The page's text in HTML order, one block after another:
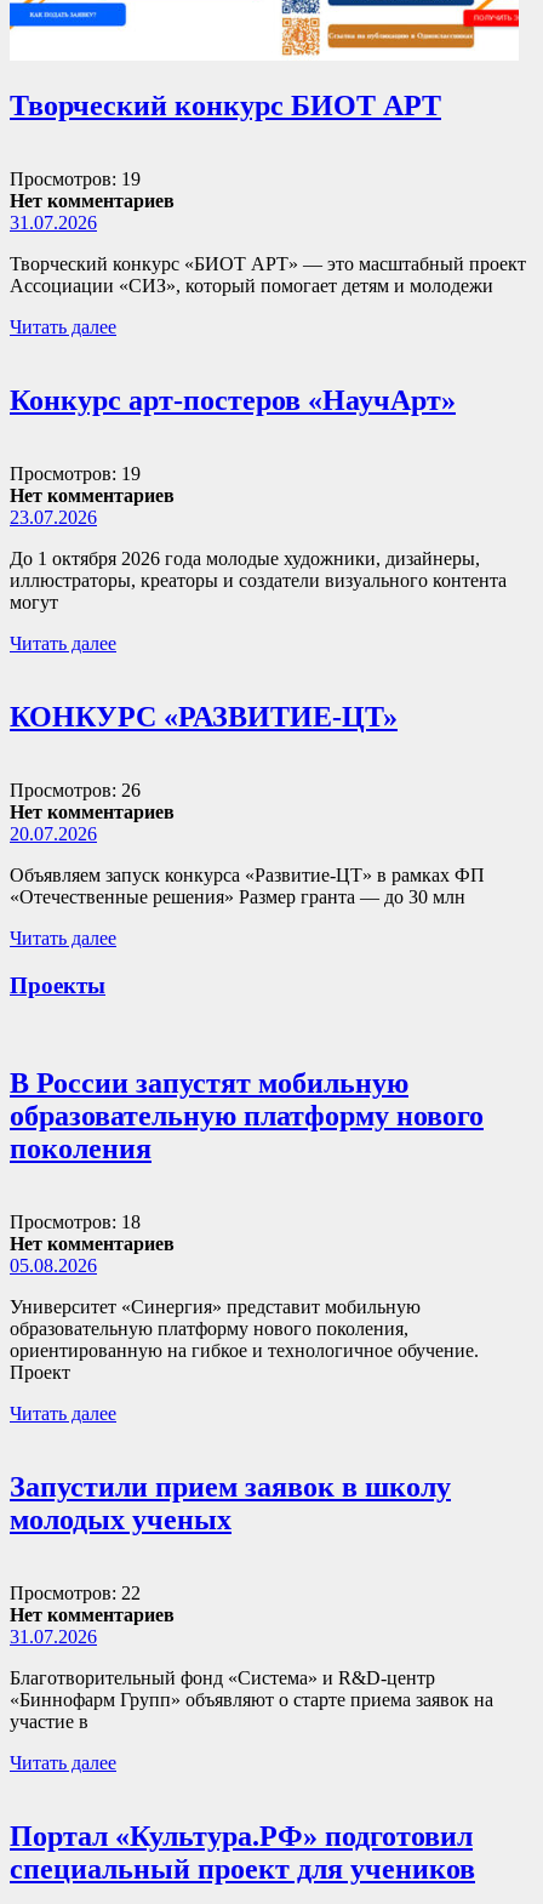
Творческий конкурс БИОТ АРТ
Просмотров: 19
Нет комментариев
31.07.2026
Творческий конкурс «БИОТ АРТ» — это масштабный проект
Ассоциации «СИЗ», который помогает детям и молодежи
Читать далее
Конкурс арт-постеров «НаучАрт»
Просмотров: 19
Нет комментариев
23.07.2026
До 1 октября 2026 года молодые художники, дизайнеры,
иллюстраторы, креаторы и создатели визуального контента
могут
Читать далее
КОНКУРС «РАЗВИТИЕ-ЦТ»
Просмотров: 26
Нет комментариев
20.07.2026
Объявляем запуск конкурса «Развитие-ЦТ» в рамках ФП
«Отечественные решения» Размер гранта — до 30 млн
Читать далее
Проекты
В России запустят мобильную
образовательную платформу нового
поколения
Просмотров: 18
Нет комментариев
05.08.2026
Университет «Синергия» представит мобильную
образовательную платформу нового поколения,
ориентированную на гибкое и технологичное обучение.
Проект
Читать далее
Запустили прием заявок в школу
молодых ученых
Просмотров: 22
Нет комментариев
31.07.2026
Благотворительный фонд «Система» и R&D-центр
«Биннофарм Групп» объявляют о старте приема заявок на
участие в
Читать далее
Портал «Культура.РФ» подготовил
специальный проект для учеников